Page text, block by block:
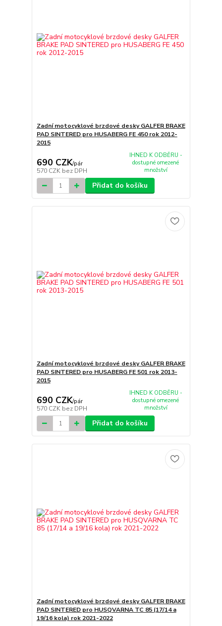
Zadní motocyklové brzdové desky GALFER BRAKE
PAD SINTERED pro HUSABERG FE 450 rok 2012-
2015
690 CZK/pár
570 CZK bez DPH
IHNED K ODBĚRU -
dostupné omezené
množství
Přidat do košíku
Zadní motocyklové brzdové desky GALFER BRAKE
PAD SINTERED pro HUSABERG FE 501 rok 2013-
2015
690 CZK/pár
570 CZK bez DPH
IHNED K ODBĚRU -
dostupné omezené
množství
Přidat do košíku
Zadní motocyklové brzdové desky GALFER BRAKE
PAD SINTERED pro HUSQVARNA TC 85 (17/14 a
19/16 kola) rok 2021-2022